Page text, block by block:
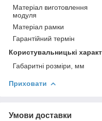
Матеріал виготовлення
модуля
Матеріал рамки
Гарантійний термін
Користувальницькі
Габаритні розміри, мм
Приховати
Умови доставки